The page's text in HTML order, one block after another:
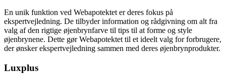
En unik funktion ved Webapotektet er deres fokus på
ekspertvejledning. De tilbyder information og rådgivning om alt fra
valg af den rigtige øjenbrynfarve til tips til at forme og style
øjenbrynene. Dette gør Webapotektet til et ideelt valg for forbrugere,
der ønsker ekspertvejledning sammen med deres øjenbrynprodukter.
Luxplus